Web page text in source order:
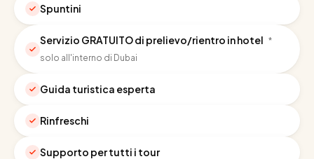
Spuntini
Servizio GRATUITO di prelievo/rientro in hotel *
solo all'interno di Dubai
Guida turistica esperta
Rinfreschi
Supporto per tutti i tour